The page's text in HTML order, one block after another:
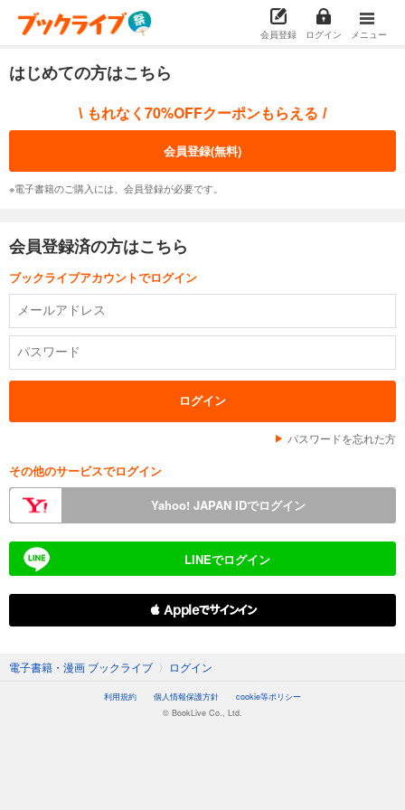
会員登録 ログイン メニュー
はじめての方はこちら
\ もれなく70%OFFクーポンもらえる /
会員登録(無料)
※電子書籍のご購入には、会員登録が必要です。
会員登録済の方はこちら
ブックライブアカウントでログイン
パスワードを忘れた方
その他のサービスでログイン
Yahoo! JAPAN IDでログイン
LINEでログイン
 Appleでサインイン
電子書籍・漫画 ブックライブ 〉 ログイン
利用規約 個人情報保護方針
cookie等ポリシー
© BookLive Co., Ltd.